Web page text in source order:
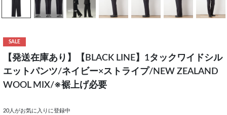
SALE
【発送在庫あり】【BLACK LINE】1タックワイドシル
エットパンツ/ネイビー×ストライプ/NEW ZEALAND
WOOL MIX/※裾上げ必要
20 人がお気に入りに登録中